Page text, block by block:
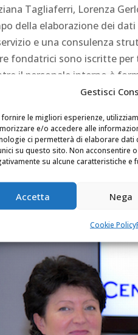
Gestisci
fornire le migliori esperienze,
e/o accedere alle
ci permetterà di elaborare
su questo sito. Non acconsentire
su alcune caratteristiche e
Accetta Nega
Cookie Policy
Tagliaferri, Lorenza
della elaborazione dei
e una consulenza
fondatrici sono iscritte per
il personale interno è
di Centrocontabile abbiamo
ogni giorno la
inoltre il grande
formato da
elevate e